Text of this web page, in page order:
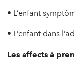
• L’enfant
• L’enfant dans
Les affects à